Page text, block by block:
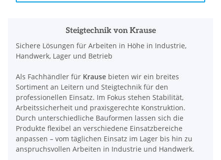
Steigtechnik von Krause
Sichere Lösungen für Arbeiten in Höhe in Industrie,
Handwerk, Lager und Betrieb
Als Fachhändler für Krause bieten wir ein breites
Sortiment an Leitern und Steigtechnik für den
professionellen Einsatz. Im Fokus stehen Stabilität,
Arbeitssicherheit und praxisgerechte Konstruktion.
Durch unterschiedliche Bauformen lassen sich die
Produkte flexibel an verschiedene Einsatzbereiche
anpassen – vom täglichen Einsatz im Lager bis hin zu
anspruchsvollen Arbeiten in Industrie und Handwerk.